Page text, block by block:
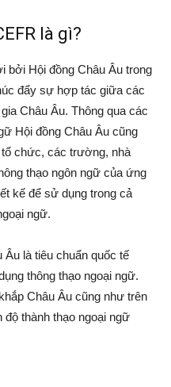
là gì?
bởi Hội đồng Châu Âu trong
đẩy sự hợp tác giữa các
Châu Âu. Thông qua các
Hội đồng Châu Âu cũng
chức, các trường, nhà
thạo ngôn ngữ của ứng
kế để sử dụng trong cả
ngữ.
là tiêu chuẩn quốc tế
thông thạo ngoại ngữ.
Châu Âu cũng như trên
thành thạo ngoại ngữ